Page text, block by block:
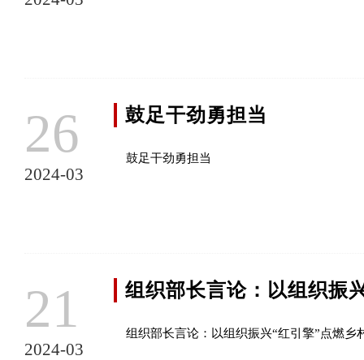
26
2024-03
鼓足干劲勇担当
鼓足干劲勇担当
21
2024-03
组织部长言论：以组织振
组织部长言论：以组织振兴“红引擎”点燃乡